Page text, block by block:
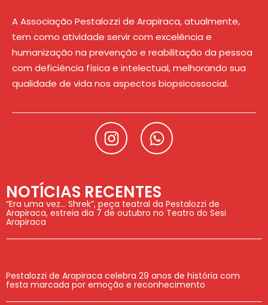
A Associação Pestalozzi de Arapiraca, atualmente,
tem como atividade servir com excelência e
humanização na prevenção e reabilitação da pessoa
com deficiência física e intelectual, melhorando sua
qualidade de vida nos aspectos biopsicossocial.
NOTÍCIAS RECENTES
“Era uma vez… Shrek”, peça teatral da Pestalozzi de
Arapiraca, estreia dia 7 de outubro no Teatro do Sesi
Arapiraca
Pestalozzi de Arapiraca celebra 29 anos de história com
festa marcada por emoção e reconhecimento